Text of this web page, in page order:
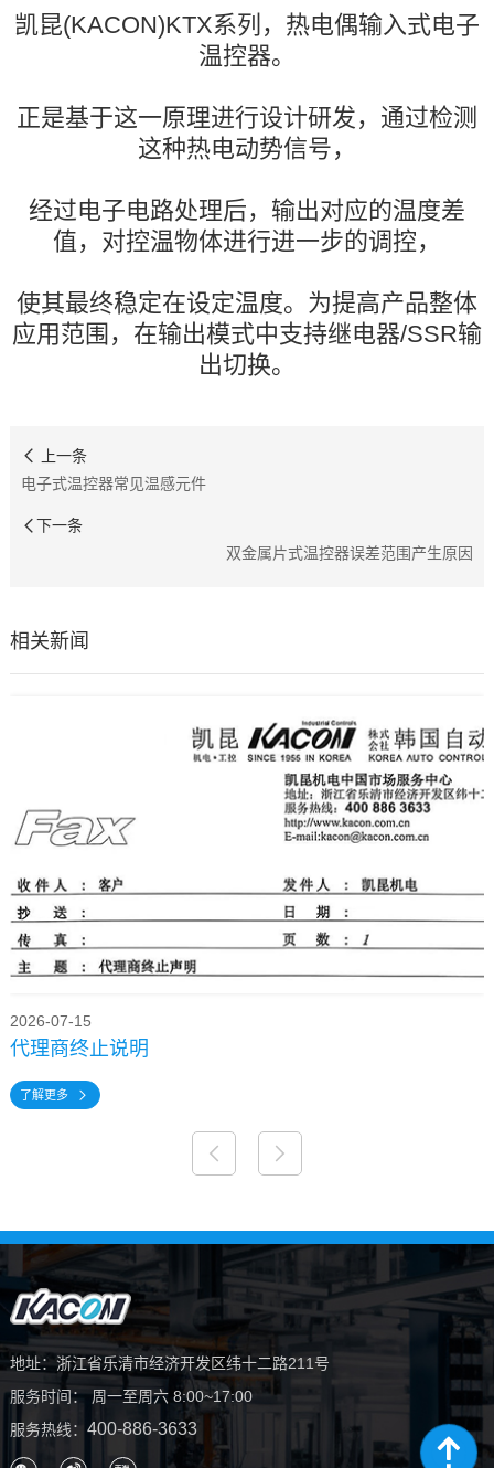
凯昆(KACON)KTX系列，热电偶输入式电子
温控器。
正是基于这一原理进行设计研发，通过检测
这种热电动势信号，
经过电子电路处理后，输出对应的温度差
值，对控温物体进行进一步的调控，
使其最终稳定在设定温度。为提高产品整体
应用范围，在输出模式中支持继电器/SSR输
出切换。
上一条
电子式温控器常见温感元件
下一条
双金属片式温控器误差范围产生原因
相关新闻
2026-07-15
代理商终止说明
了解更多
了解更多
了解更多
了解更多
了解更多
地址：浙江省乐清市经济开发区纬十二路211号
服务时间： 周一至周六 8:00~17:00
服务热线： 400-886-3633